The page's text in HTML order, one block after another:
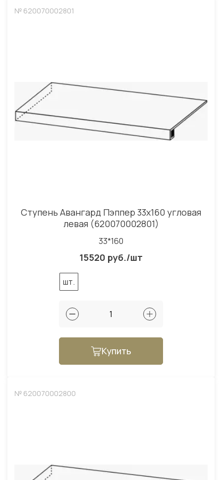
№ 620070002801
Ступень Авангард Пэппер 33x160 угловая
левая (620070002801)
33*160
15520 руб./шт
шт.
Купить
№ 620070002800